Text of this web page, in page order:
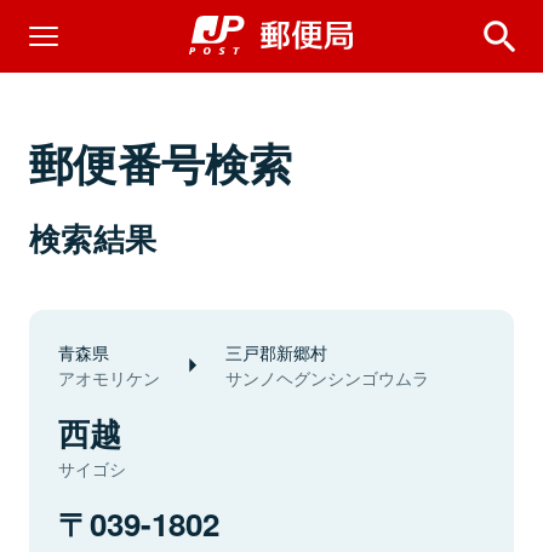
郵便番号検索
検索結果
青森県
アオモリケン
三戸郡新郷村
サンノヘグンシンゴウムラ
西越
サイゴシ
039-1802